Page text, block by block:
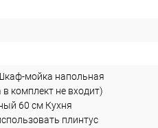
мойка напольная
комплект не входит)
60 см Кухня
плинтус